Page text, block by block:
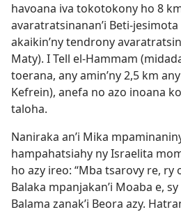
havoana iva tokotokony ho 8
avaratratsinanan’i Beti-jesimota
akaikin’ny tendrony
Maty). I Tell el-Hammam
toerana, any amin’ny 2,5 km
Kefrein), anefa no azo inoana
taloha.
Naniraka an’i Mika
hampahatsiahy ny Israelita
ho azy ireo: “Mba tsarovy re, ry
Balaka mpanjakan’i Moaba e,
Balama zanak’i Beora azy.